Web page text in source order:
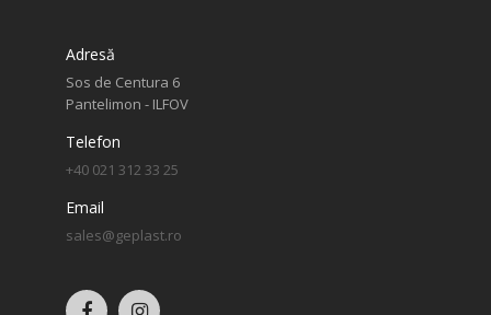
Adresă
Sos de Centura 6
Pantelimon - ILFOV
Telefon
+40 021 312 33 25
Email
sales@geplast.ro